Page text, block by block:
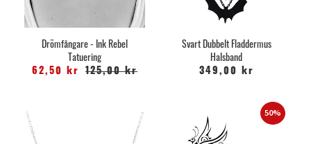
Drömfångare - Ink Rebel
Tatuering
62,50 kr 125,00 kr
Svart Dubbelt Fladdermus
Halsband
349,00 kr
50%